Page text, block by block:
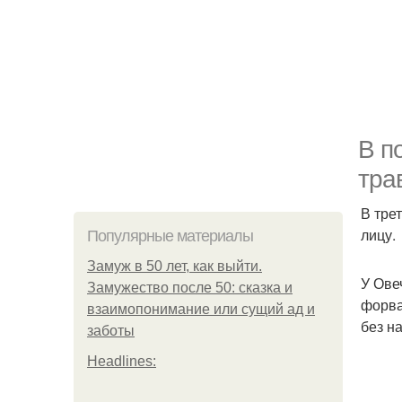
В
Популярные материалы
Замуж в 50 лет, как выйти.
Замужество после 50: сказка и
взаимопонимание или сущий ад и
заботы
Headlines:
В
лицу.
У
без